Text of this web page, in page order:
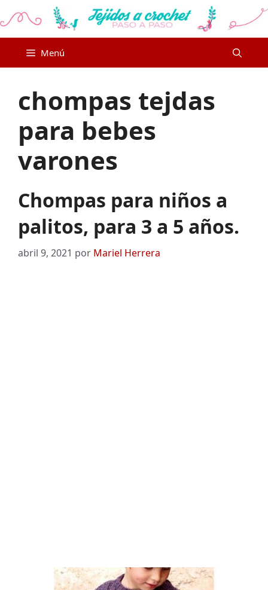
al
Menú
chompas tejdas
para bebes
varones
Chompas para niños a
palitos, para 3 a 5 años.
abril 9, 2021 por Mariel Herrera